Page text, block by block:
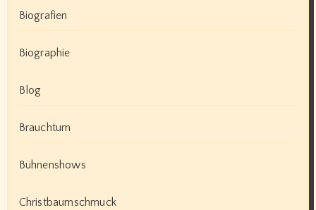
Biografien
Biographie
Blog
Brauchtum
Bühnenshows
Christbaumschmuck